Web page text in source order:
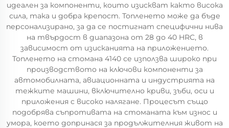
идеален за компоненти, които изискват както висока
сила, така и добра крепост. Топленето може да бъде
персонализирано, за да се постигнат специфични нива
на твърдост в диапазона от 28 до 40 HRC, в
зависимост от изисканията на приложението.
Топленето на стомана 4140 се използва широко при
производството на ключови компоненти за
автомобилната, авиационната и индустрията на
тежките машини, включително криви, зъби, оси и
приложения с високо налягане. Процесът също
подобрява съпротивата на стоманата към износ и
умора, което допринася за продължителния живот на